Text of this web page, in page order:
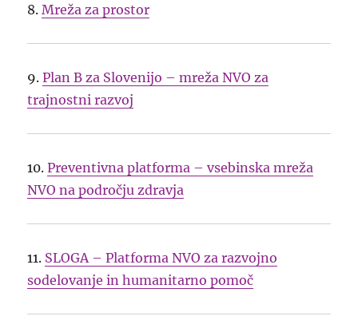
8.Mreža za prostor
9.Plan B za Slovenijo – mreža NVO za
trajnostni razvoj
10.Preventivna platforma – vsebinska mreža
NVO na področju zdravja
11. SLOGA – Platforma NVO za razvojno
sodelovanje in humanitarno pomoč